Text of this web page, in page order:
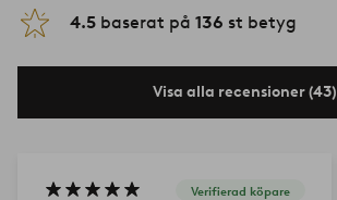
4.5 baserat på 136 st betyg
Visa alla recensioner (43)
Verifierad köpare